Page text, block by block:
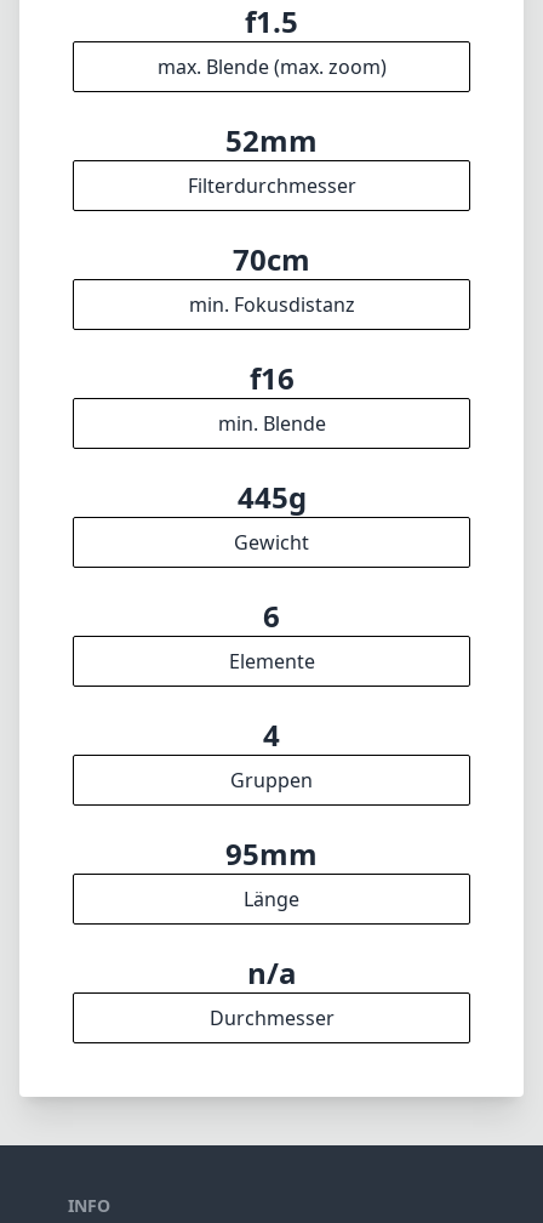
f1.5
max. Blende (max. zoom)
52mm
Filterdurchmesser
70cm
min. Fokusdistanz
f16
min. Blende
445g
Gewicht
6
Elemente
4
Gruppen
95mm
Länge
n/a
Durchmesser
INFO